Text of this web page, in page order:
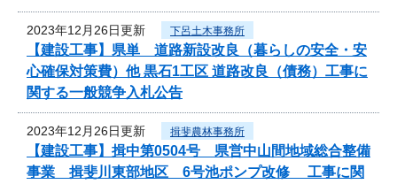
2023年12月26日更新 下呂土木事務所
【建設工事】県単 道路新設改良（暮らしの安全・安
心確保対策費）他 黒石1工区 道路改良（債務）工事に
関する一般競争入札公告
2023年12月26日更新 揖斐農林事務所
【建設工事】揖中第0504号 県営中山間地域総合整備
事業 揖斐川東部地区 6号池ポンプ改修 工事に関